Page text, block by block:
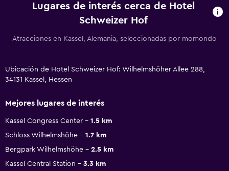
Lugares de interés cerca de Hotel
Schweizer Hof
Atracciones en Kassel, Alemania, seleccionadas por momondo
Ubicación de Hotel Schweizer Hof: Wilhelmshöher Allee 288,
34131 Kassel, Hessen
Mejores lugares de interés
Kassel Congress Center
1.5 km
Schloss Wilhelmshöhe
1.7 km
Bergpark Wilhelmshöhe
2.5 km
Kassel Central Station
3.3 km